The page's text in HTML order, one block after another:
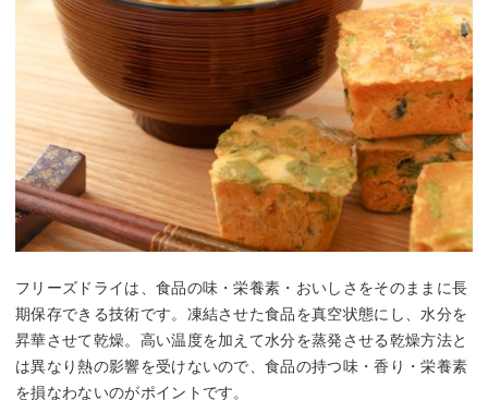
フリーズドライは、食品の味・栄養素・おいしさをそのままに長
期保存できる技術です。凍結させた食品を真空状態にし、水分を
昇華させて乾燥。高い温度を加えて水分を蒸発させる乾燥方法と
は異なり熱の影響を受けないので、食品の持つ味・香り・栄養素
を損なわないのがポイントです。